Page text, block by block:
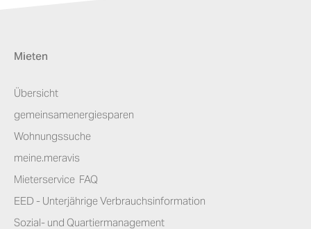
Mieten
Übersicht
gemeinsamenergiesparen
Wohnungssuche
meine.meravis
Mieterservice ­ FAQ
EED - Unterjährige Verbrauchsinformation
Sozial- und Quartiermanagement